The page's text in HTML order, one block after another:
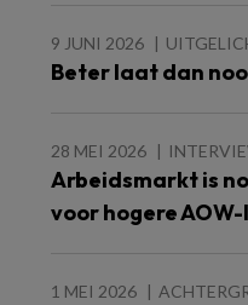
9 JUNI 2026
Beter laat dan
28 MEI 2026
Arbeidsmarkt is
voor hogere
1 MEI 2026